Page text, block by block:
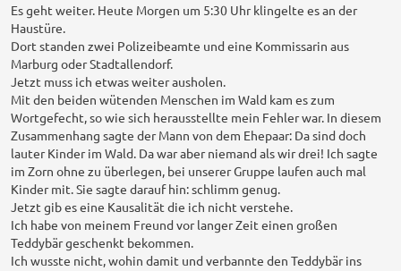
Es geht weiter. Heute Morgen um 5:30 Uhr klingelte es an der
Haustüre.
Dort standen zwei Polizeibeamte und eine Kommissarin aus
Marburg oder Stadtallendorf.
Jetzt muss ich etwas weiter ausholen.
Mit den beiden wütenden Menschen im Wald kam es zum
Wortgefecht, so wie sich herausstellte mein Fehler war. In diesem
Zusammenhang sagte der Mann von dem Ehepaar: Da sind doch
lauter Kinder im Wald. Da war aber niemand als wir drei! Ich sagte
im Zorn ohne zu überlegen, bei unserer Gruppe laufen auch mal
Kinder mit. Sie sagte darauf hin: schlimm genug.
Jetzt gib es eine Kausalität die ich nicht verstehe.
Ich habe von meinem Freund vor langer Zeit einen großen
Teddybär geschenkt bekommen.
Ich wusste nicht, wohin damit und verbannte den Teddybär ins